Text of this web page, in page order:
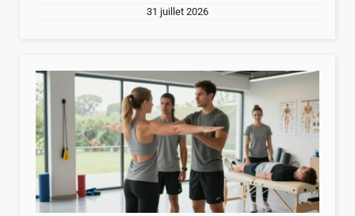
31 juillet 2026